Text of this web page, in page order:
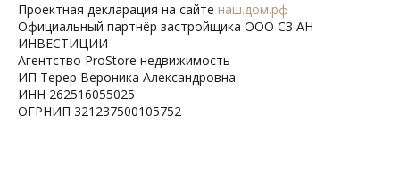
Проектная декларация на сайте наш.дом.рф
Официальный партнёр застройщика ООО СЗ АН
ИНВЕСТИЦИИ
Агентство ProStore недвижимость
ИП Терер Вероника Александровна
ИНН 262516055025
ОГРНИП 321237500105752